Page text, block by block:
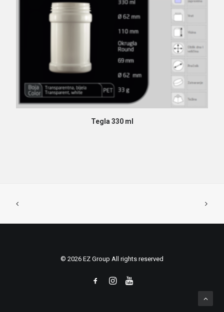
PROČITAJ VIŠE
Tegla 330 ml
© 2026 EZ Group All rights reserved